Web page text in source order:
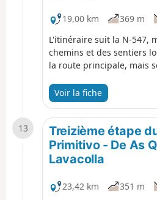
19,00 km 369 m
L'itinéraire suit la N-547,
chemins et des sentiers
la route principale, mais
un peu vallonné,
magnifique vallée de la
Arzúa. Ensuite, c'est une
de 5 km le long de
bois et prairies, pour
Quintas.
Voir la fiche
13
Treizième étape
Primitivo - De As
Lavacolla
23,42 km 351 m